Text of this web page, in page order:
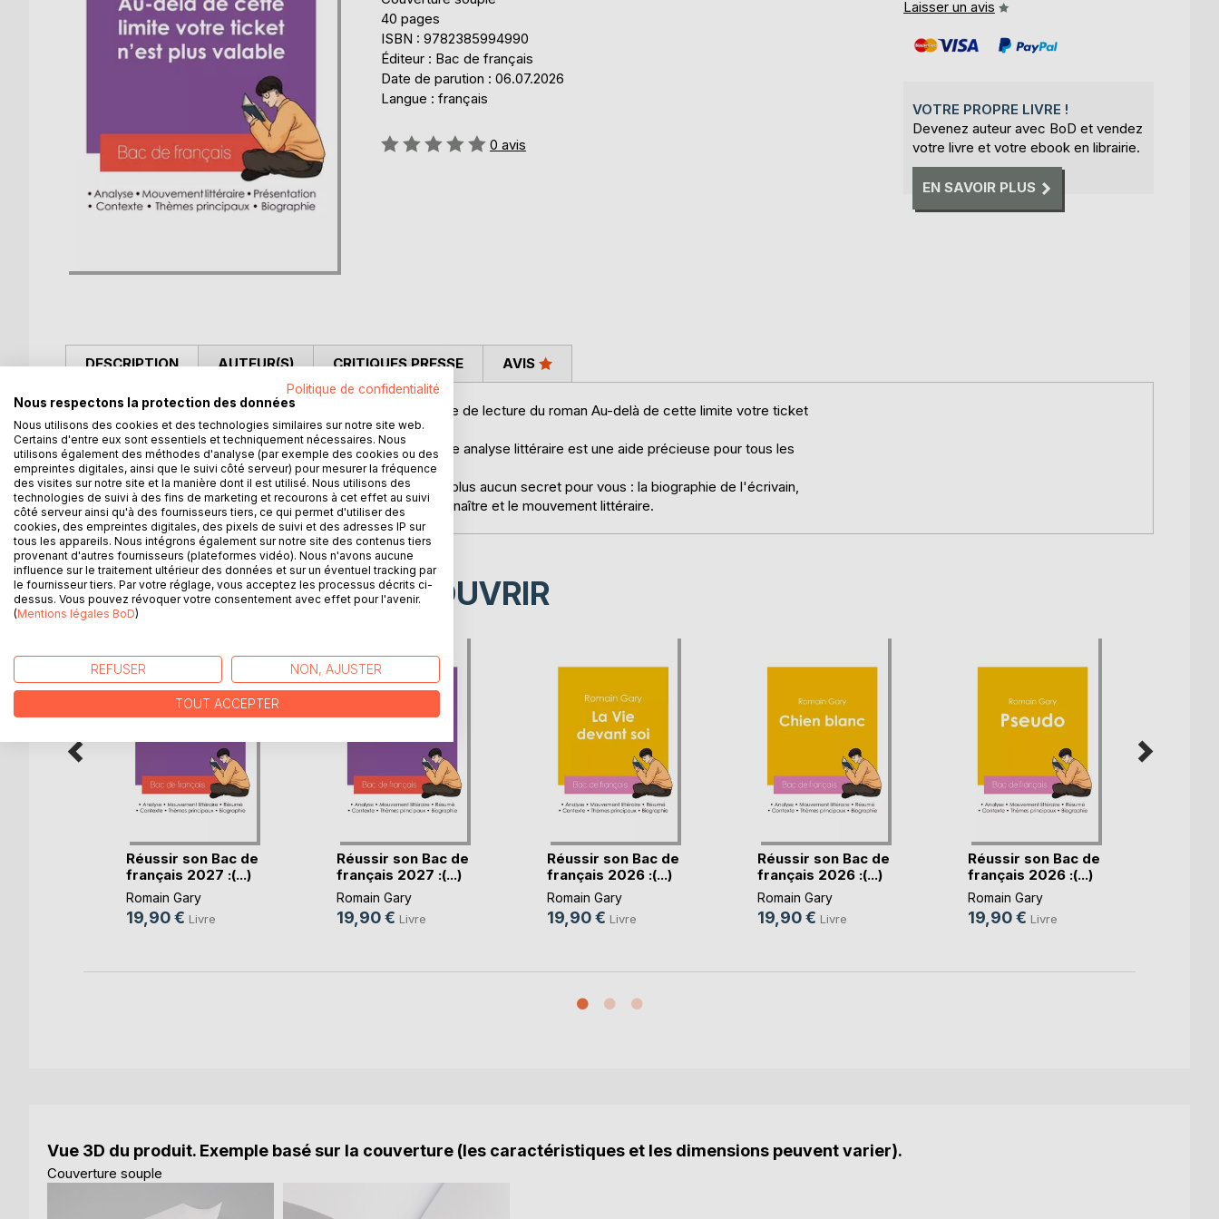
40 pages
ISBN : 9782385994990
Éditeur : Bac de français
Date de parution : 06.07.2026
Langue : français
Évaluation:
0 avis
Laisser un avis
VOTRE PROPRE LIVRE !
Devenez auteur avec BoD et vendez
votre livre et votre ebook en librairie.
EN SAVOIR PLUS
DESCRIPTION
Réussissez votre bac de français 2027 grâce à notre fiche de lecture du roman Au-delà de cette limite votre ticket
n'est plus valable de Romain Gary !
Validée par un professeur de français du secondaire, cette analyse littéraire est une aide précieuse pour tous les
lycéens.
Grâce à notre travail éditorial, les points suivants n'auront plus aucun secret pour vous : la biographie de l'écrivain,
l'étude de l'œuvre, l'analyse des thèmes principaux à connaître et le mouvement littéraire.
AUTEUR(S) CRITIQUES PRESSE AVIS
D’AUTRES TITRES À DÉCOUVRIR
Réussir son Bac de
français 2027 :(...)
Romain Gary
19,90 € Livre
Réussir son Bac de
français 2027 :(...)
Romain Gary
19,90 € Livre
Réussir son Bac de
français 2026 :(...)
Romain Gary
19,90 € Livre
Réussir son Bac de
français 2026 :(...)
Romain Gary
19,90 € Livre
Réussir son Bac de
français 2026 :(...)
Romain Gary
19,90 € Livre
Vue 3D du produit. Exemple basé sur la couverture (les caractéristiques et les dimensions peuvent varier).
Couverture souple
Politique de confidentialité
Nous respectons la protection des données
Nous utilisons des cookies et des technologies similaires sur notre site web.
Certains d'entre eux sont essentiels et techniquement nécessaires. Nous
utilisons également des méthodes d'analyse (par exemple des cookies ou des
empreintes digitales, ainsi que le suivi côté serveur) pour mesurer la fréquence
des visites sur notre site et la manière dont il est utilisé. Nous utilisons des
technologies de suivi à des fins de marketing et recourons à cet effet au suivi
côté serveur ainsi qu'à des fournisseurs tiers, ce qui permet d'utiliser des
cookies, des empreintes digitales, des pixels de suivi et des adresses IP sur
tous les appareils. Nous intégrons également sur notre site des contenus tiers
provenant d'autres fournisseurs (plateformes vidéo). Nous n'avons aucune
influence sur le traitement ultérieur des données et sur un éventuel tracking par
le fournisseur tiers. Par votre réglage, vous acceptez les processus décrits ci-
dessus. Vous pouvez révoquer votre consentement avec effet pour l'avenir.
(Mentions légales BoD)
REFUSER NON, AJUSTER
TOUT ACCEPTER